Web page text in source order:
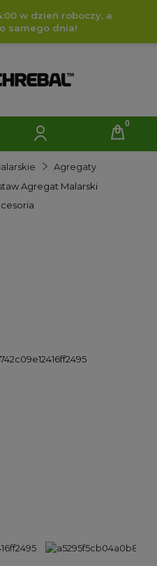
w dzień roboczy, a
samego dnia!
Agregaty
Agregat Malarski